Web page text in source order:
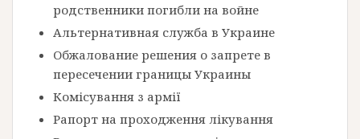
родственники погибли на войне
Альтернативная служба в Украине
Обжалование решения о запрете в
пересечении границы Украины
Комісування з армії
Рапорт на проходження лікування